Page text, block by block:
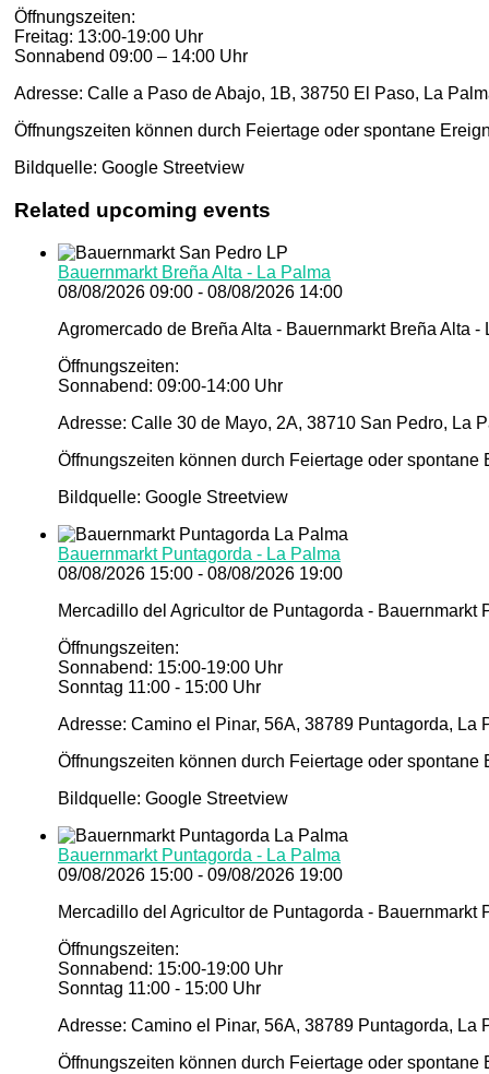
Öffnungszeiten:
Freitag: 13:00-19:00 Uhr
Sonnabend 09:00 – 14:00 Uhr
Adresse: Calle a Paso de Abajo, 1B, 38750 El Paso, La
Öffnungszeiten können durch Feiertage oder spontane
Bildquelle: Google Streetview
Related upcoming events
Bauernmarkt Breña Alta - La Palma
08/08/2026 09:00 - 08/08/2026 14:00
Agromercado de Breña Alta - Bauernmarkt Breña Alta -
Öffnungszeiten:
Sonnabend: 09:00-14:00 Uhr
Adresse: Calle 30 de Mayo, 2A, 38710 San Pedro, La
Öffnungszeiten können durch Feiertage oder
Bildquelle: Google Streetview
Bauernmarkt Puntagorda - La Palma
08/08/2026 15:00 - 08/08/2026 19:00
Mercadillo del Agricultor de Puntagorda - Bauernmarkt
Öffnungszeiten:
Sonnabend: 15:00-19:00 Uhr
Sonntag 11:00 - 15:00 Uhr
Adresse: Camino el Pinar, 56A, 38789 Puntagorda, La
Öffnungszeiten können durch Feiertage oder
Bildquelle: Google Streetview
Bauernmarkt Puntagorda - La Palma
09/08/2026 15:00 - 09/08/2026 19:00
Mercadillo del Agricultor de Puntagorda - Bauernmarkt
Öffnungszeiten:
Sonnabend: 15:00-19:00 Uhr
Sonntag 11:00 - 15:00 Uhr
Adresse: Camino el Pinar, 56A, 38789 Puntagorda, La
Öffnungszeiten können durch Feiertage oder